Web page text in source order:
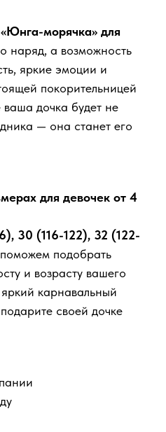
морячка» для
наряд, а возможность
яркие эмоции и
покорительницей
дочка будет не
— она станет его
для девочек от 4
30 (116-122), 32 (122-
подобрать
и возрасту вашего
карнавальный
своей дочке